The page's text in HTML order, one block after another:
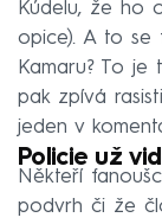
Kúdelu, že ho
opice). A to se
Kamaru? To je
pak zpívá
jeden v
Policie už
Někteří
podvrh či že